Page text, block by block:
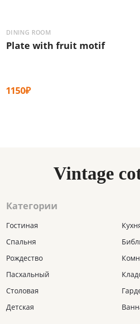
DINING ROOM
Plate with fruit motif
1150₽
Vintage
Категории
Гостиная
Спальня
Рождество
Пасхальный
Столовая
Детская